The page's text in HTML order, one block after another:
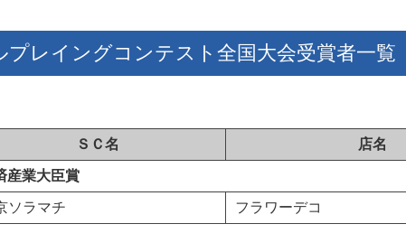
プレイングコンテスト全国大会受賞者一覧
ＳＣ名 店名
産業大臣賞
ソラマチ フラワーデコ